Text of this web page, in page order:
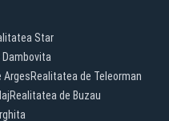
Star
ArgesRealitatea de Teleorman
Realitatea de Buzau